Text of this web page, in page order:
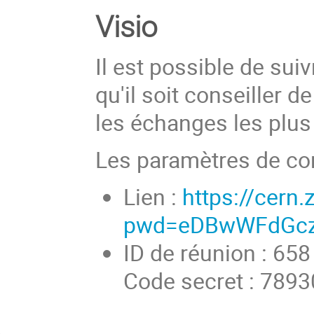
Visio
Il est possible de
qu'il soit conseiller
les échanges les
Les paramètres de
Lien : https://
ID de réunion :
Code secret :